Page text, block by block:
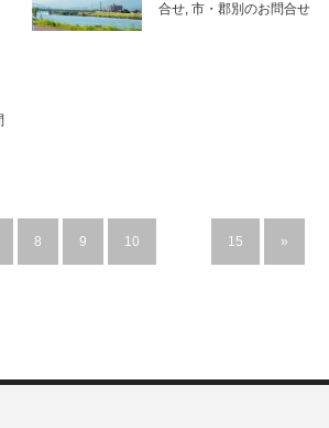
合せ, 市・郡別のお問合せ
8 9 10 15 »